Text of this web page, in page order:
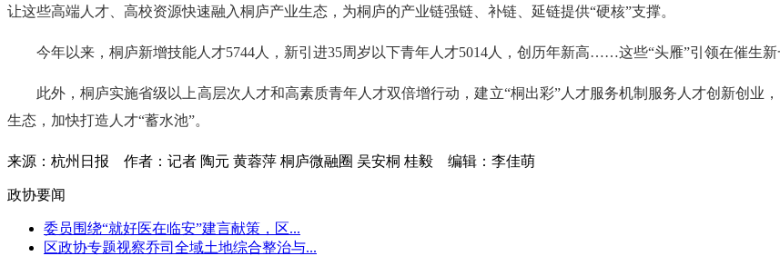
让这些高端人才、高校资源快速融入桐庐产业生态，为桐庐的产业链强链、补链、延链提供“硬核”支撑。
今年以来，桐庐新增技能人才5744人，新引进35周岁以下青年人才5014人，创历年新高……这些“头雁”引领在催生
此外，桐庐实施省级以上高层次人才和高素质青年人才双倍增行动，建立“桐出彩”人才服务机制服务人才创新创业
生态，加快打造人才“蓄水池”。
来源：杭州日报 作者：记者 陶元 黄蓉萍 桐庐微融圈 吴安桐 桂毅 编辑：李佳萌
政协要闻
委员围绕“就好医在临安”建言献策，区...
区政协专题视察乔司全域土地综合整治与...